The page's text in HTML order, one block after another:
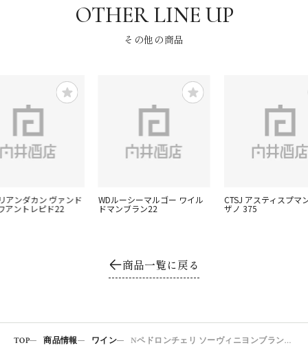
その他の商品
アンダカン ヴァンド
アントレピド22
WDルーシーマルゴー ワイル
ドマンブラン22
CTSJ アスティスプマ
ザノ 375
商品一覧に戻る
TOP 商品情報 ワイン Nペドロンチェリ ソーヴィニヨンブラン750